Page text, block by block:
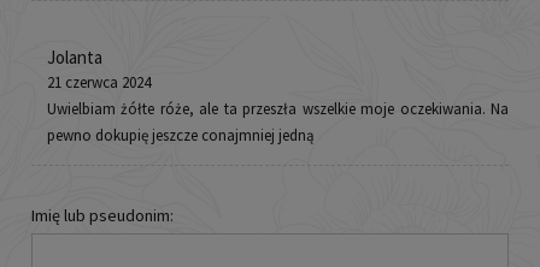
Jolanta
21 czerwca 2024
Uwielbiam żółte róże, ale ta przeszła wszelkie moje oczekiwania. Na
pewno dokupię jeszcze conajmniej jedną
Imię lub pseudonim: